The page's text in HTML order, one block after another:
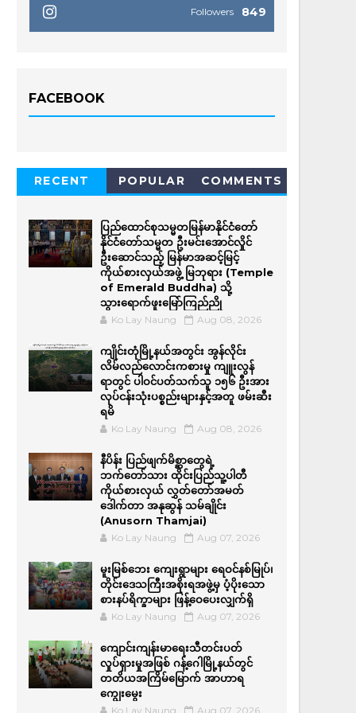
849
Followers
FACEBOOK
RECENT POPULAR COMMENTS
ပြည်ထောင်စုသမ္မတမြန်မာနိုင်ငံတော်
နိုင်ငံတော်သမ္မတ ဦးမင်းအောင်လှိုင်
ဦးဆောင်သည့် မြန်မာအဆင့်မြင့်
ကိုယ်စားလှယ်အဖွဲ့ မြဘုရား (Temple
of Emerald Buddha) သို့
သွားရောက်ဖူးမြော်ကြည်ညို
Ko Lay Naung Aug 08, 2026
ကျိုင်းတုံမြို့နယ်အတွင်း အွန်လိုင်း
လိမ်လည်လောင်းကစားမှု ကျူးလွန်
ရာတွင် ပါဝင်ပတ်သက်သူ ၁၅၆ ဦးအား
လုပ်ငန်းသုံးပစ္စည်းများနှင့်အတူ ဖမ်းဆီး
ရမိ
Ko Lay Naung Aug 08, 2026
နီပိန်း ပြည်ဖျက်မိစ္ဆာတွေရဲ့
ဘက်တော်သား ထိုင်းပြည်သူ့ပါတီ
ကိုယ်စားလှယ် လွှတ်တော်အမတ်
ဒေါက်တာ အနုဆွန် သမ်ချိုင်း
(Anusorn Thamjai)
Ko Lay Naung Aug 07, 2026
မူးမြစ်ဘေး ကျေးရွာများ ရေဝင်နစ်မြုပ်၊
တိုင်းဒေသကြီးအစိုးရအဖွဲ့မှ ပံ့ပိုးသော
စားနပ်ရိက္ခာများ ဖြန့်ဝေပေးလျှက်ရှိ
Ko Lay Naung Aug 07, 2026
ကျောင်းကျန်းမာရေးသီတင်းပတ်
လှုပ်ရှားမှုအဖြစ် ဂန့်ဂေါမြို့နယ်တွင်
တတိယအကြိမ်မြောက် အာဟာရ
ကျွေးမွေး
Ko Lay Naung Aug 07, 2026